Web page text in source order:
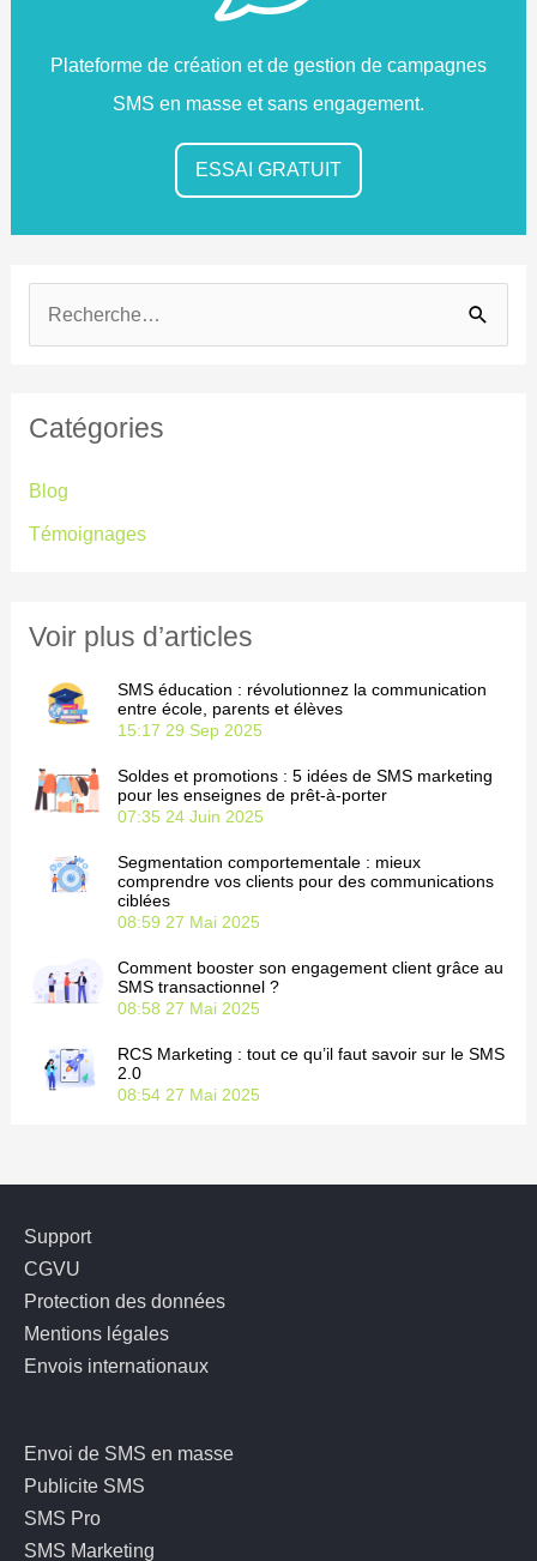
Plateforme de création et de gestion de campagnes
SMS en masse et sans engagement.
ESSAI GRATUIT
h
e
Catégories
Blog
Témoignages
Voir plus d’articles
SMS éducation : révolutionnez la communication
entre école, parents et élèves
15:17 29 Sep 2025
Soldes et promotions : 5 idées de SMS marketing
pour les enseignes de prêt-à-porter
07:35 24 Juin 2025
Segmentation comportementale : mieux
comprendre vos clients pour des communications
ciblées
08:59 27 Mai 2025
Comment booster son engagement client grâce au
SMS transactionnel ?
08:58 27 Mai 2025
RCS Marketing : tout ce qu’il faut savoir sur le SMS
2.0
08:54 27 Mai 2025
Support
CGVU
Protection des données
Mentions légales
Envois internationaux
Envoi de SMS en masse
Publicite SMS
SMS Pro
SMS Marketing